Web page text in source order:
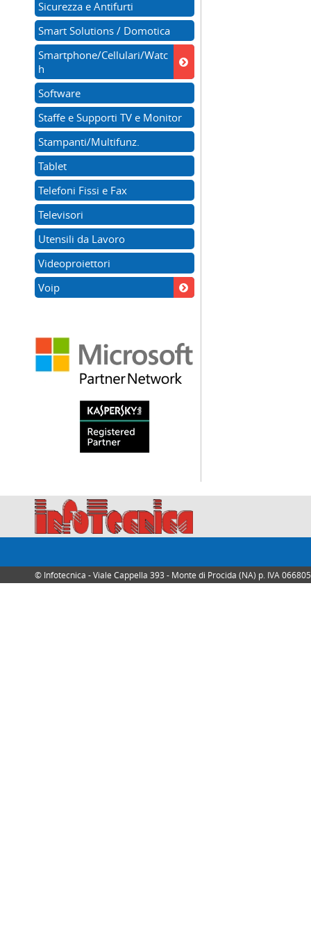
Sicurezza e Antifurti
Smart Solutions / Domotica
Smartphone/Cellulari/Watc
h
Software
Staffe e Supporti TV e Monitor
Stampanti/Multifunz.
Tablet
Telefoni Fissi e Fax
Televisori
Utensili da Lavoro
Videoproiettori
Voip
© Infotecnica - Viale Cappella 393 - Monte di Procida (NA) p. IVA